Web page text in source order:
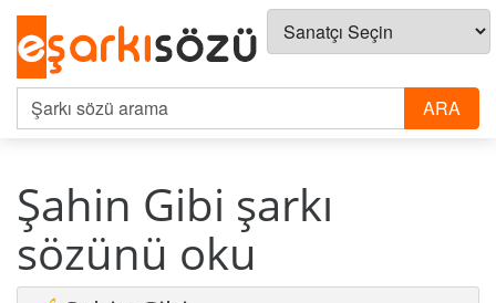
Şahin Gibi şarkı
sözünü oku